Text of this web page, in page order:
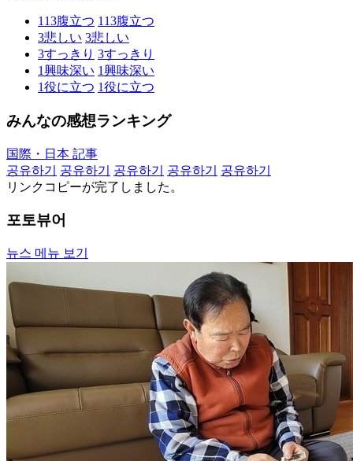
113腹立つ 113腹立つ
3悲しい 3悲しい
3すっきり 3すっきり
1興味深い 1興味深い
1役に立つ 1役に立つ
みんなの感想ランキング
国際・日本 記事
공유하기
공유하기 공유하기 공유하기
공유하기
リンクコピーが完了しました。
포토뷰어
뉴스 메뉴 보기